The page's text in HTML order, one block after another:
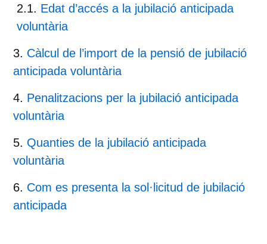
Edat d’accés a la jubilació anticipada
voluntària
Càlcul de l’import de la pensió de jubilació
anticipada voluntària
Penalitzacions per la jubilació anticipada
voluntària
Quanties de la jubilació anticipada
voluntària
Com es presenta la sol·licitud de jubilació
anticipada